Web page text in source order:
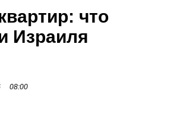
что
Израиля
08:00